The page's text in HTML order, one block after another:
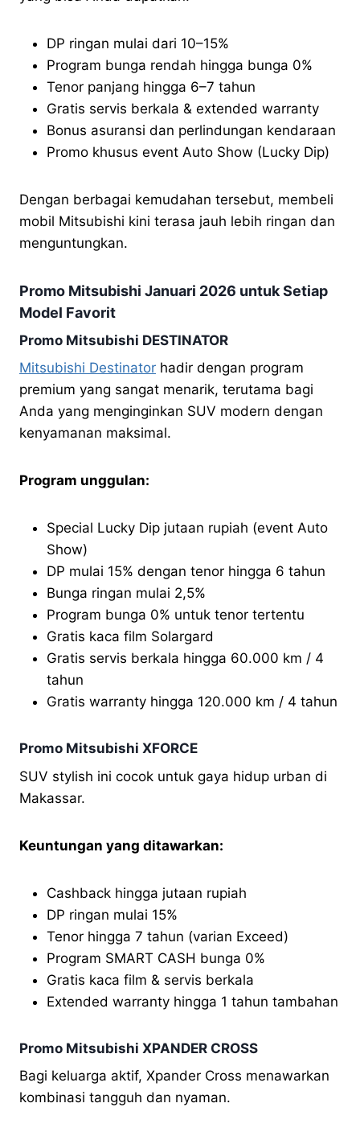
DP ringan mulai dari 10–15%
Program bunga rendah hingga bunga 0%
Tenor panjang hingga 6–7 tahun
Gratis servis berkala & extended warranty
Bonus asuransi dan perlindungan kendaraan
Promo khusus event Auto Show (Lucky Dip)
Dengan berbagai kemudahan tersebut, membeli
mobil Mitsubishi kini terasa jauh lebih ringan dan
menguntungkan.
Promo Mitsubishi Januari 2026 untuk Setiap
Model Favorit
Promo Mitsubishi DESTINATOR
Mitsubishi Destinator hadir dengan program
premium yang sangat menarik, terutama bagi
Anda yang menginginkan SUV modern dengan
kenyamanan maksimal.
Program unggulan:
Special Lucky Dip jutaan rupiah (event Auto
Show)
DP mulai 15% dengan tenor hingga 6 tahun
Bunga ringan mulai 2,5%
Program bunga 0% untuk tenor tertentu
Gratis kaca film Solargard
Gratis servis berkala hingga 60.000 km / 4
tahun
Gratis warranty hingga 120.000 km / 4 tahun
Promo Mitsubishi XFORCE
SUV stylish ini cocok untuk gaya hidup urban di
Makassar.
Keuntungan yang ditawarkan:
Cashback hingga jutaan rupiah
DP ringan mulai 15%
Tenor hingga 7 tahun (varian Exceed)
Program SMART CASH bunga 0%
Gratis kaca film & servis berkala
Extended warranty hingga 1 tahun tambahan
Promo Mitsubishi XPANDER CROSS
Bagi keluarga aktif, Xpander Cross menawarkan
kombinasi tangguh dan nyaman.